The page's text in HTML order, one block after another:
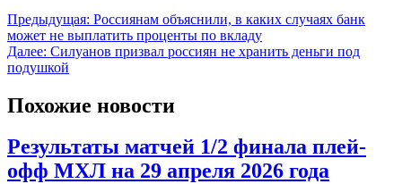
Предыдущая: Россиянам объяснили, в каких случаях банк
может не выплатить проценты по вкладу
Далее: Силуанов призвал россиян не хранить деньги под
подушкой
Похожие новости
Результаты матчей 1/2 финала плей-
офф МХЛ на 29 апреля 2026 года